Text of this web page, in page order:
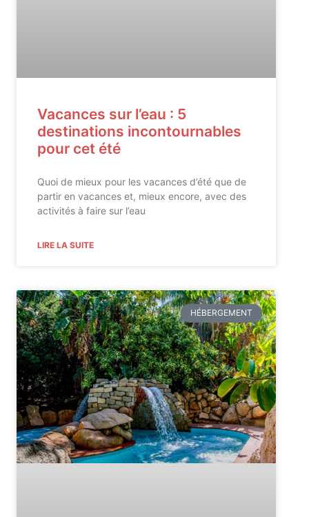
Vacances sur l’eau : 5
destinations incontournables
pour cet été
Quoi de mieux pour les vacances d’été que de
partir en vacances et, mieux encore, avec des
activités à faire sur l’eau
LIRE LA SUITE
HÉBERGEMENT